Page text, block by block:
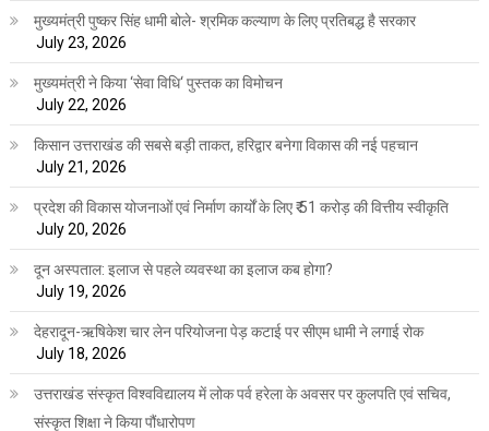
मुख्यमंत्री पुष्कर सिंह धामी बोले- श्रमिक कल्याण के लिए प्रतिबद्ध है सरकार
July 23, 2026
मुख्यमंत्री ने किया ‘सेवा विधि‘ पुस्तक का विमोचन
July 22, 2026
किसान उत्तराखंड की सबसे बड़ी ताकत, हरिद्वार बनेगा विकास की नई पहचान
July 21, 2026
प्रदेश की विकास योजनाओं एवं निर्माण कार्यों के लिए ₹ 51 करोड़ की वित्तीय स्वीकृति
July 20, 2026
दून अस्पताल: इलाज से पहले व्यवस्था का इलाज कब होगा?
July 19, 2026
देहरादून-ऋषिकेश चार लेन परियोजना पेड़ कटाई पर सीएम धामी ने लगाई रोक
July 18, 2026
उत्तराखंड संस्कृत विश्वविद्यालय में लोक पर्व हरेला के अवसर पर कुलपति एवं सचिव,
संस्कृत शिक्षा ने किया पौंधारोपण